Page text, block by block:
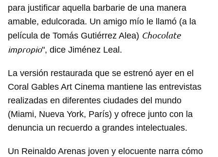
para justificar aquella barbarie de una manera
amable, edulcorada. Un amigo mío le llamó (a la
película de Tomás Gutiérrez Alea) Chocolate
impropio", dice Jiménez Leal.
La versión restaurada que se estrenó ayer en el
Coral Gables Art Cinema mantiene las entrevistas
realizadas en diferentes ciudades del mundo
(Miami, Nueva York, París) y ofrece junto con la
denuncia un recuerdo a grandes intelectuales.
Un Reinaldo Arenas joven y elocuente narra cómo